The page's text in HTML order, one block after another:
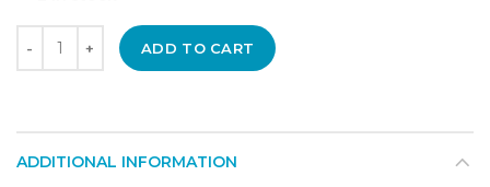
ADD TO CART
ADDITIONAL INFORMATION